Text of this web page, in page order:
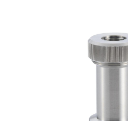
ダウンロー